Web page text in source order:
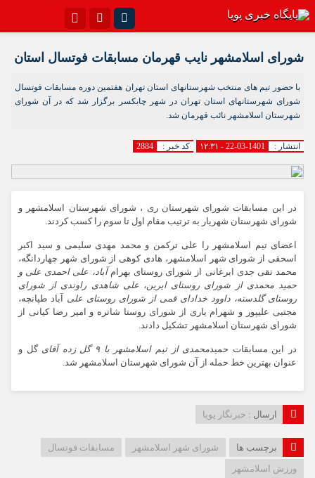
آپارات اپلیکیشن
شورای اسلامشهر نایب قهرمان مسابقات فوتسال استان
با حضور تیم های منتخب شهرستانهای استان تهران هفتمین دوره مسابقات فوتسال
شورای شهرستانهای استان تهران در شهر چابکسر برگزار شد که در آن شورای
شهرستان اسلامشهر نائب قهرمان شد.
انتشار : 1401-03-22 - ۱۲:۳۱ کد خبر : 2884
در این مسابقات شورای شهرستان ری ، شورای شهرستان اسلامشهر و
شورای شهرستان شهریار به ترتیب مقام اول تا سوم را کسب کردند.
اعضای تیم اسلامشهر را علی ترکمن و محمد مهدی سلیمی و سید اکبر
اسحقی از شورای شهر اسلامشهر، هادی کوهی از شورای شهر چهاردانگه،
محمد تقی جدی ابرغانی از شورای روستای بهرامآباد، علی احمدی علی و
حمید محمدی از شورای روستای ایرین، علی شاهدی راوندی از شورای
روستای گلدسته، داوود خدادای قمی از شورای روستای علی آباد طپانچه،
مجتبی علیپور و شهرام یاری از شورای روستا شاتره و امیر رضا کیانی از
شورای شهرستان اسلامشهر تشکیل دادند.
در این مسابقات حمیدمحمدی از تیم اسلامشهر با ۹ گل زده آقای
گل و
عنوان بهترین خط حمله از آن شورای شهرستان اسلامشهر شد.
ارسال : خبرنگار پویا
برچسب ها شورای شهر اسلامشهر
مسابقات فوتسال
ورزش اسلامشهر